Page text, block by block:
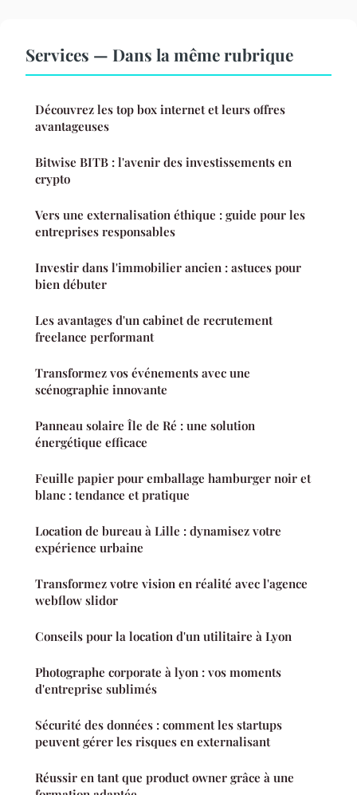
Services — Dans la même rubrique
Découvrez les top box internet et leurs offres
avantageuses
Bitwise BITB : l'avenir des investissements en
crypto
Vers une externalisation éthique : guide pour les
entreprises responsables
Investir dans l'immobilier ancien : astuces pour
bien débuter
Les avantages d'un cabinet de recrutement
freelance performant
Transformez vos événements avec une
scénographie innovante
Panneau solaire Île de Ré : une solution
énergétique efficace
Feuille papier pour emballage hamburger noir et
blanc : tendance et pratique
Location de bureau à Lille : dynamisez votre
expérience urbaine
Transformez votre vision en réalité avec l'agence
webflow slidor
Conseils pour la location d'un utilitaire à Lyon
Photographe corporate à lyon : vos moments
d'entreprise sublimés
Sécurité des données : comment les startups
peuvent gérer les risques en externalisant
Réussir en tant que product owner grâce à une